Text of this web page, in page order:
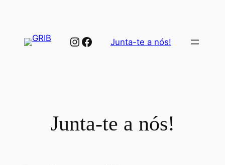
conteúdo
Instagram
FacebookJunta-te a nós!
Junta-te a nós!